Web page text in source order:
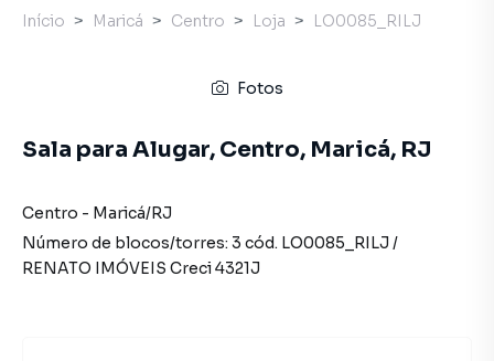
Início Maricá Centro Loja LO0085_RILJ
Fotos
Sala para Alugar, Centro, Maricá, RJ
Centro - Maricá/RJ
Número de blocos/torres: 3 cód. LO0085_RILJ /
RENATO IMÓVEIS Creci4321J